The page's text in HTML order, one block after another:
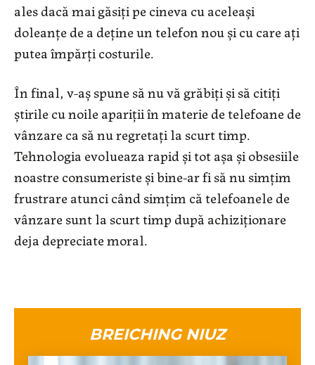
ales dacă mai găsiți pe cineva cu aceleași
doleanțe de a deține un telefon nou și cu care ați
putea împărți costurile.
În final, v-aș spune să nu vă grăbiți și să citiți
știrile cu noile apariții în materie de telefoane de
vânzare ca să nu regretați la scurt timp.
Tehnologia evolueaza rapid și tot așa și obsesiile
noastre consumeriste și bine-ar fi să nu simțim
frustrare atunci când simțim că telefoanele de
vânzare sunt la scurt timp după achiziționare
deja depreciate moral.
BREICHING NIUZ